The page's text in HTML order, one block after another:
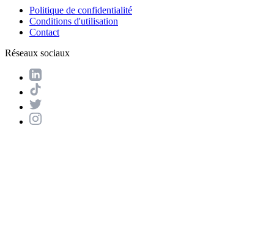
Politique de confidentialité
Conditions d'utilisation
Contact
Réseaux sociaux